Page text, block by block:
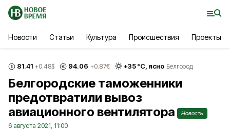
Новости Статьи Культура Происшествия Проекты
81.41 +0.48$ 94.06 +0.87€ +35°С, ясно Белгород
Белгородские таможенники
предотвратили вывоз
авиационного вентилятора
Новость
6 августа 2021, 11:00